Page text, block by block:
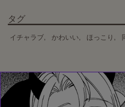
タグ
イチャラブ かわいい ほっこり